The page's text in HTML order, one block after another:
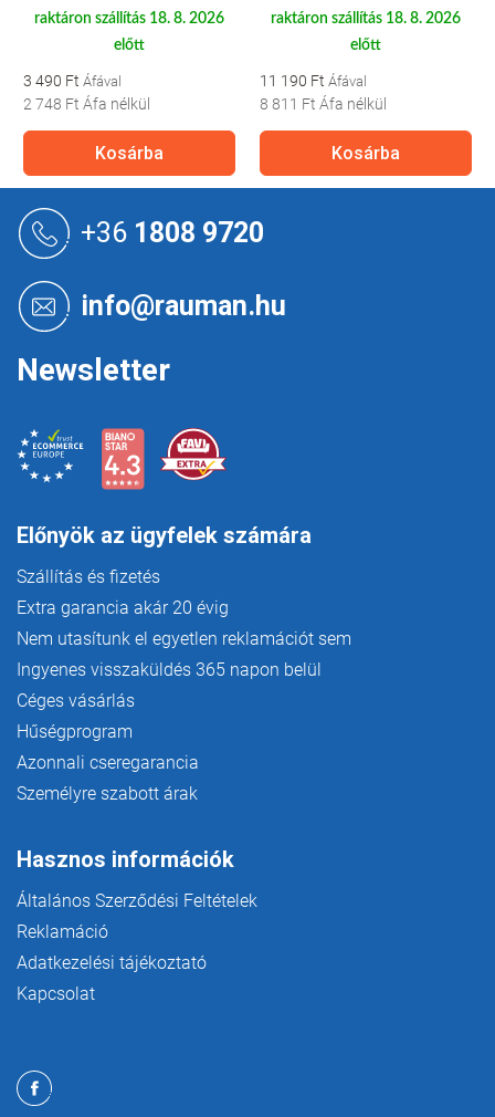
raktáron szállítás 18. 8. 2026
előtt
3 490 Ft
2 748 Ft Áfa nélkül
Kosárba
raktáron szállítás 18. 8. 2026
előtt
11 190 Ft
8 811 Ft Áfa nélkül
Kosárba
+36 1808 9720
info@rauman.hu
Newsletter
Előnyök az ügyfelek számára
Szállítás és fizetés
Extra garancia akár 20 évig
Nem utasítunk el egyetlen reklamációt sem
Ingyenes visszaküldés 365 napon belül
Céges vásárlás
Hűségprogram
Azonnali cseregarancia
Személyre szabott árak
Hasznos információk
Általános Szerződési Feltételek
Reklamáció
Adatkezelési tájékoztató
Kapcsolat